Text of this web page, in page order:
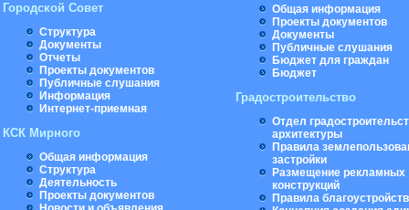
Городской Совет
Структура
Документы
Отчеты
Проекты документов
Публичные слушания
Информация
Интернет-приемная
КСК Мирного
Общая информация
Структура
Деятельность
Проекты документов
Общая информация
Проекты документов
Документы
Публичные слушания
Бюджет для граждан
Бюджет
Градостроительство
Отдел
архитектуры
Правила
застройки
Размещение рекламных
конструкций
Правила